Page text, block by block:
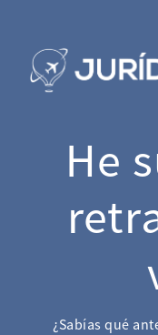
He
¿Sabías qué